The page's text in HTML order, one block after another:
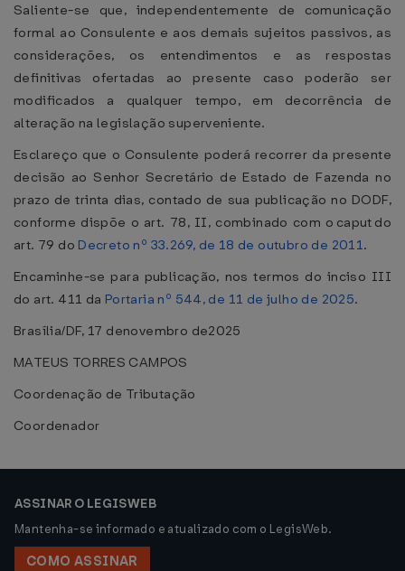
Saliente-se que, independentemente de comunicação
formal ao Consulente e aos demais sujeitos passivos, as
considerações, os entendimentos e as respostas
definitivas ofertadas ao presente caso poderão ser
modificados a qualquer tempo, em decorrência de
alteração na legislação superveniente.
Esclareço que o Consulente poderá recorrer da presente
decisão ao Senhor Secretário de Estado de Fazenda no
prazo de trinta dias, contado de sua publicação no DODF,
conforme dispõe o art. 78, II, combinado com o caput do
art. 79 do Decreto nº 33.269, de 18 de outubro de 2011.
Encaminhe-se para publicação, nos termos do inciso III
do art. 411 da Portaria nº 544, de 11 de julho de 2025.
Brasília/DF, 17 denovembro de2025
MATEUS TORRES CAMPOS
Coordenação de Tributação
Coordenador
ASSINAR O LEGISWEB
Mantenha-se informado e atualizado com o LegisWeb.
COMO ASSINAR